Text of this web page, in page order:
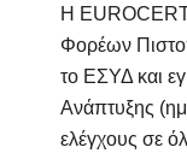
Η
Φορέων
το ΕΣΥΔ και
Ανάπτυξης
ελέγχους σε